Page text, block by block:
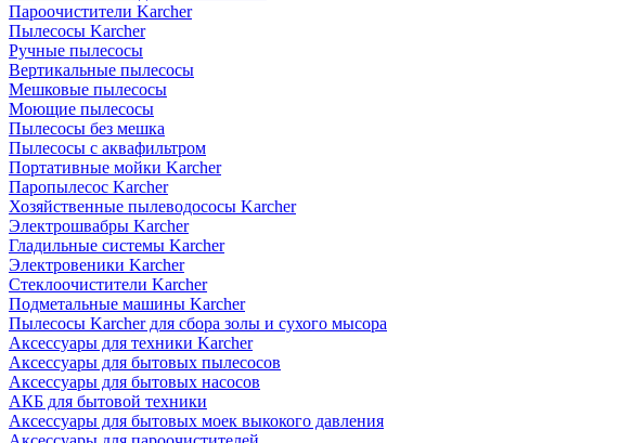
Пароочистители Karcher
Пылесосы Karcher
Ручные пылесосы
Вертикальные пылесосы
Мешковые пылесосы
Моющие пылесосы
Пылесосы без мешка
Пылесосы с аквафильтром
Портативные мойки Karcher
Паропылесос Karcher
Хозяйственные пылеводососы Karcher
Электрошвабры Karcher
Гладильные системы Karcher
Электровеники Karcher
Стеклоочистители Karcher
Подметальные машины Karcher
Пылесосы Karcher для сбора золы и сухого мысора
Аксессуары для техники Karcher
Аксессуары для бытовых пылесосов
Аксессуары для бытовых насосов
АКБ для бытовой техники
Аксессуары для бытовых моек выкокого давления